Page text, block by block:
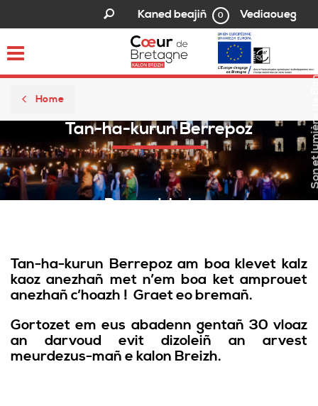
Kaned beajiñ 0 Vediaoueg
Toggle
Home
Tan-ha-kurun Berrepoz
Pennad-buhez
Son et
Tan-ha-kurun Berrepoz am boa klevet kalz
kaoz anezhañ met n’em boa ket amprouet
anezhañ c’hoazh ! Graet eo bremañ.
Gortozet em eus abadenn gentañ 30 vloaz
an darvoud evit dizoleiñ an arvest
meurdezus-mañ e kalon Breizh.